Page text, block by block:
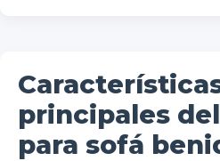
principales
para sofá